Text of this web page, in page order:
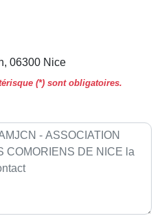
06300 Nice
(*) sont obligatoires.